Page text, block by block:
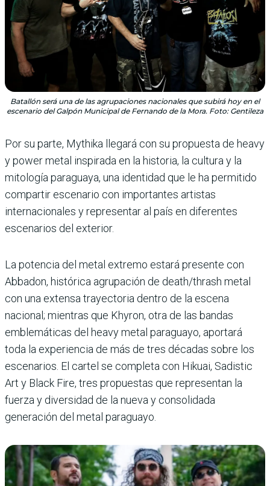
Batallón será una de las agrupaciones nacionales que subirá hoy en el
escenario del Galpón Municipal de Fernando de la Mora. Foto: Gentileza
Por su parte, Mythika llegará con su propuesta de heavy
y power metal inspirada en la historia, la cultura y la
mitología paraguaya, una identidad que le ha permitido
compartir escenario con importantes artistas
internacionales y representar al país en diferentes
escenarios del exterior.
La potencia del metal extremo estará presente con
Abbadon, histórica agrupación de death/thrash metal
con una extensa trayectoria dentro de la escena
nacional; mientras que Khyron, otra de las bandas
emblemáticas del heavy metal paraguayo, aportará
toda la experiencia de más de tres décadas sobre los
escenarios. El cartel se completa con Hikuai, Sadistic
Art y Black Fire, tres propuestas que representan la
fuerza y diversidad de la nueva y consolidada
generación del metal paraguayo.